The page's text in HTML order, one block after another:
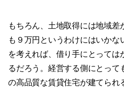
もちろん、土地取得には地域
も９万円というわけにはいかな
を考えれば、借り手にとっては
るだろう。経営する側にとって
の高品質な賃貸住宅が建てられ